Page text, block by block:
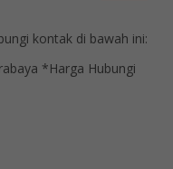
kontak di bawah ini:
*Harga Hubungi